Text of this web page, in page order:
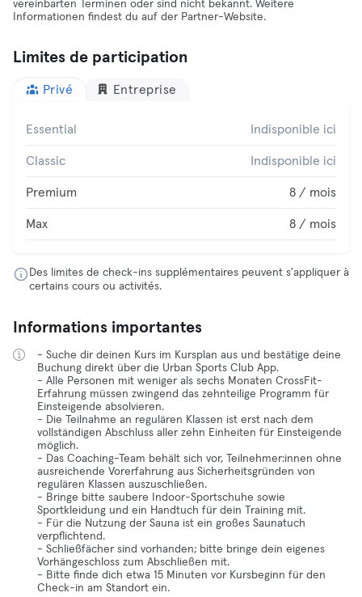
vereinbarten Terminen oder sind nicht bekannt. Weitere
Informationen findest du auf der Partner-Website.
Limites de participation
Privé Entreprise
Essential Indisponible ici
Classic Indisponible ici
Premium 8 / mois
Max 8 / mois
Des limites de check-ins supplémentaires peuvent s'appliquer à
certains cours ou activités.
Informations importantes
- Suche dir deinen Kurs im Kursplan aus und bestätige deine
Buchung direkt über die Urban Sports Club App.
- Alle Personen mit weniger als sechs Monaten CrossFit-
Erfahrung müssen zwingend das zehnteilige Programm für
Einsteigende absolvieren.
- Die Teilnahme an regulären Klassen ist erst nach dem
vollständigen Abschluss aller zehn Einheiten für Einsteigende
möglich.
- Das Coaching-Team behält sich vor, Teilnehmer:innen ohne
ausreichende Vorerfahrung aus Sicherheitsgründen von
regulären Klassen auszuschließen.
- Bringe bitte saubere Indoor-Sportschuhe sowie
Sportkleidung und ein Handtuch für dein Training mit.
- Für die Nutzung der Sauna ist ein großes Saunatuch
verpflichtend.
- Schließfächer sind vorhanden; bitte bringe dein eigenes
Vorhängeschloss zum Abschließen mit.
- Bitte finde dich etwa 15 Minuten vor Kursbeginn für den
Check-in am Standort ein.